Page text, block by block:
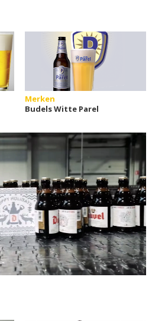
Merken
Budels Witte Parel